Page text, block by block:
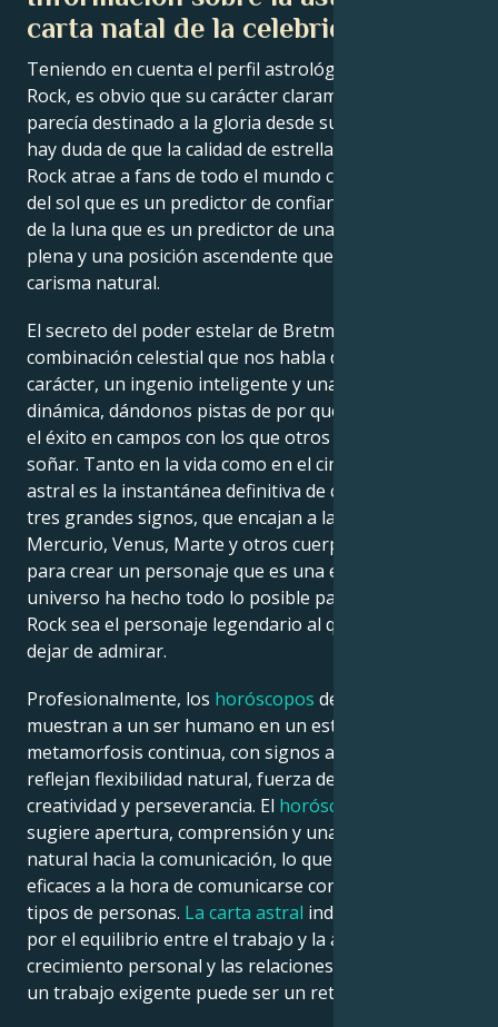
carta natal de la celebridad
Teniendo en cuenta el perfil astrológico de Bretman
Rock, es obvio que su carácter claramente potente
parecía destinado a la gloria desde su nacimiento. No
hay duda de que la calidad de estrella de Bretman
Rock atrae a fans de todo el mundo con una posición
del sol que es un predictor de confianza, una posición
de la luna que es un predictor de una vida emocional
plena y una posición ascendente que define su
carisma natural.
El secreto del poder estelar de Bretman Rock es una
combinación celestial que nos habla de un gran
carácter, un ingenio inteligente y una presencia
dinámica, dándonos pistas de por qué ha alcanzado
el éxito en campos con los que otros sólo pueden
soñar. Tanto en la vida como en el cine, su carta
astral es la instantánea definitiva de cada uno de sus
tres grandes signos, que encajan a la perfección con
Mercurio, Venus, Marte y otros cuerpos celestes
para crear un personaje que es una estrella. El
universo ha hecho todo lo posible para que Bretman
Rock sea el personaje legendario al que no podemos
dejar de admirar.
Profesionalmente, los horóscopos de Bretman Rock
muestran a un ser humano en un estado de
metamorfosis continua, con signos astrológicos que
reflejan flexibilidad natural, fuerza de voluntad,
creatividad y perseverancia. El horóscopo natal
sugiere apertura, comprensión y una inclinación
natural hacia la comunicación, lo que les hace más
eficaces a la hora de comunicarse con diferentes
tipos de personas. La carta astral indica una devoción
por el equilibrio entre el trabajo y la atención, el
crecimiento personal y las relaciones sanas, aunque
un trabajo exigente puede ser un reto.